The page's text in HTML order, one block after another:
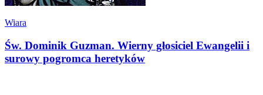
Wiara
Św. Dominik Guzman. Wierny głosiciel Ewangelii i
surowy pogromca heretyków